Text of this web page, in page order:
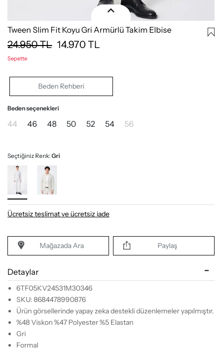
Tween Slim Fit Koyu Gri Armürlü Takim Elbise
24.950TL 14.970TL
Sepette
Beden Rehberi
Beden seçenekleri
44 46 48 50 52 54 56
Seçtiğiniz Renk:Gri
Ücretsiz teslimat ve ücretsiz iade
Mağazada Ara Paylaş
Detaylar
6TF05KV24531M30346
SKU: 8684478990876
Ürün görsellerinde yapay zeka destekli düzenlemeler yapılmıştır.
%48 Viskon %47 Polyester %5 Elastan
Gri
Formal